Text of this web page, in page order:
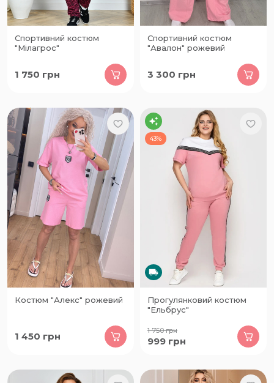
Спортивний костюм
"Мілагрос"
1 750 грн
Спортивний костюм
"Авалон" рожевий
3 300 грн
Костюм "Алекс" рожевий
1 450 грн
43%
Прогулянковий костюм
"Ельбрус"
1 750грн
999 грн